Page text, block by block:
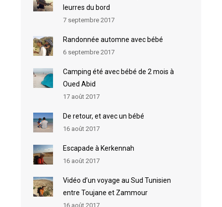
leurres du bord
7 septembre 2017
Randonnée automne avec bébé
6 septembre 2017
Camping été avec bébé de 2 mois à
Oued Abid
17 août 2017
De retour, et avec un bébé
16 août 2017
Escapade à Kerkennah
16 août 2017
Vidéo d’un voyage au Sud Tunisien
entre Toujane et Zammour
16 août 2017